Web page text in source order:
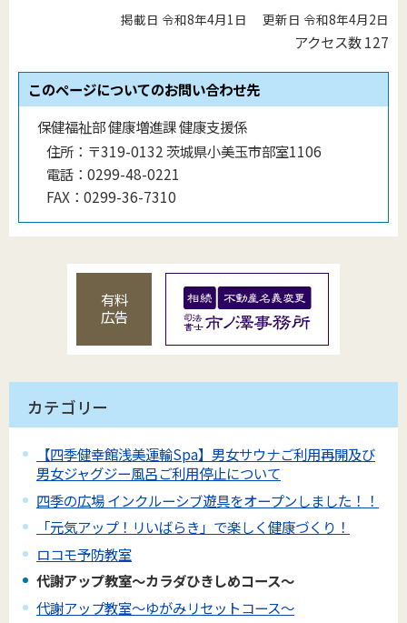
掲載日 令和8年4月1日 更新日 令和8年4月2日
アクセス数127
このページについてのお問い合わせ先
保健福祉部 健康増進課 健康支援係
住所： 〒319-0132 茨城県小美玉市部室1106
電話： 0299-48-0221
FAX： 0299-36-7310
有料
広告
カテゴリー
【四季健幸館浅美運輸Spa】男女サウナご利用再開及び
男女ジャグジー風呂ご利用停止について
四季の広場 インクルーシブ遊具をオープンしました！！
「元気アップ！リいばらき」で楽しく健康づくり！
ロコモ予防教室
代謝アップ教室～カラダひきしめコース～
代謝アップ教室～ゆがみリセットコース～